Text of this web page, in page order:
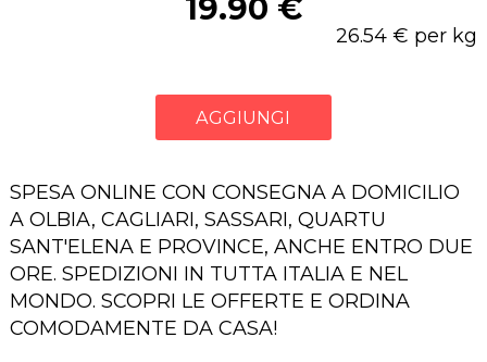
19.90 €
26.54 € per kg
AGGIUNGI
SPESA ONLINE CON CONSEGNA A DOMICILIO
A OLBIA, CAGLIARI, SASSARI, QUARTU
SANT'ELENA E PROVINCE, ANCHE ENTRO DUE
ORE. SPEDIZIONI IN TUTTA ITALIA E NEL
MONDO. SCOPRI LE OFFERTE E ORDINA
COMODAMENTE DA CASA!